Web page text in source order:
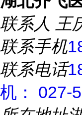
联系人 王
联系手机
联系电话
机： 027-